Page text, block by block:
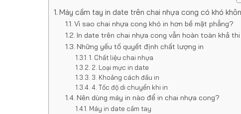
Máy cầm tay in date trên chai nhựa cong có khó
Vì sao chai nhựa cong khó in hơn bề mặt phẳng?
In date trên chai nhựa cong vẫn hoàn toàn khả thi
Những yếu tố quyết định chất lượng in
1. Chất liệu chai nhựa
2. Loại mực in date
3. Khoảng cách đầu in
4. Tốc độ di chuyển khi in
Nên dùng máy in nào để in chai nhựa cong?
Máy in date cầm tay